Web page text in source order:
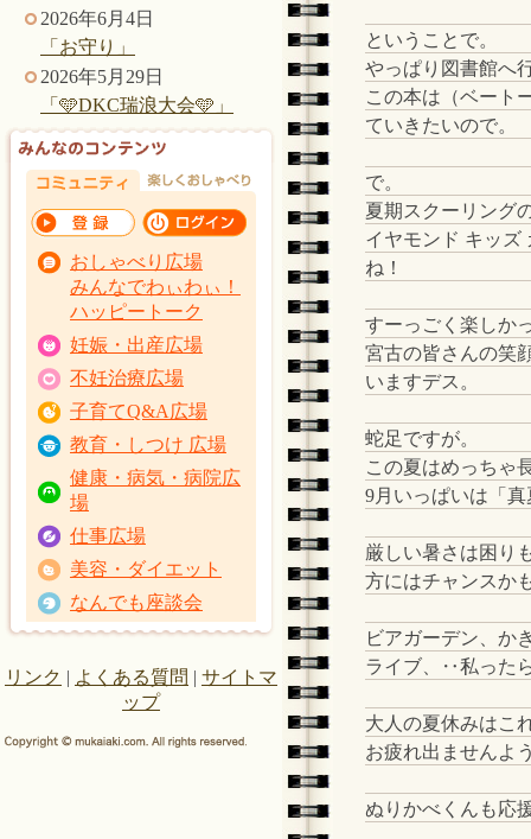
2026年6月4日
「お守り」
2026年5月29日
「🩵DKC瑞浪大会🩵」
おしゃべり広場
みんなでわぃわぃ！
ハッピートーク
妊娠・出産広場
不妊治療広場
子育てQ&A広場
教育・しつけ 広場
健康・病気・病院広
場
仕事広場
美容・ダイエット
なんでも座談会
リンク | よくある質問 | サイトマ
ップ
ということで。
やっぱり図書館へ
この本は（ベート
ていきたいので。
で。
夏期スクーリング
イヤモンド キッズ
ね！
すーっごく楽しか
宮古の皆さんの笑
いますデス。
蛇足ですが。
この夏はめっちゃ
9月いっぱいは「
厳しい暑さは困り
方にはチャンスか
ビアガーデン、か
ライブ、‥私った
大人の夏休みはこ
お疲れ出ませんよ
ぬりかべくんも応